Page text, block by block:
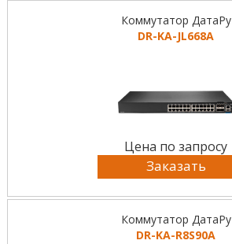
Коммутатор ДатаРу
DR-KА-JL668A
Цена по запросу
Заказать
Коммутатор ДатаРу
DR-KА-R8S90A